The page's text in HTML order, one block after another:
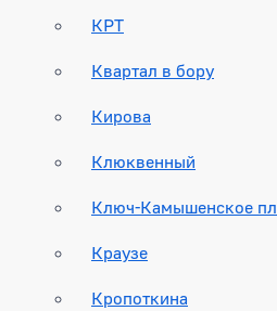
КРТ
Квартал в бору
Кирова
Клюквенный
Ключ-Камышенское
Краузе
Кропоткина